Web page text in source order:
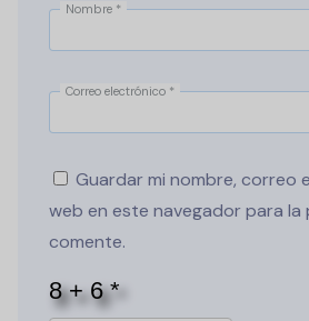
Nombre *
Correo electrónico *
Guardar mi nombre, correo
web en este navegador para la
comente.